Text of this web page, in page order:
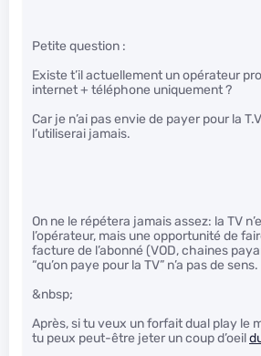
Petite question :
Existe t’il actuellement un opérateur
internet + téléphone uniquement ?
Car je n’ai pas envie de payer pour la
l’utiliserai jamais.
On ne le répétera jamais assez: la TV
l’opérateur, mais une opportunité de
facture de l’abonné (VOD, chaines
“qu’on paye pour la TV” n’a pas de sens.
&nbsp;
Après, si tu veux un forfait dual play le
tu peux peut-être jeter un coup d’oeil